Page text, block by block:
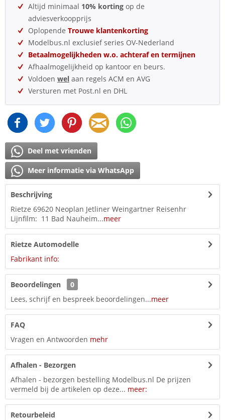
Altijd minimaal 10% korting op de
adviesverkoopprijs
Oplopende Trouwe klantenkorting
Modelbus.nl exclusief series OV-Nederland
Betaalmogelijkheden w.o. achteraf en termijnen
Afhaalmogelijkheid op kantoor en beurs.
Voldoen wel aan regels ACM en AVG
Versturen met Post.nl en DHL
Deel met vrienden
Meer informatie via WhatsApp
Beschrijving
Rietze 69620 Neoplan Jetliner Weingartner Reisenhr
Lijnfilm: 11 Bad Nauheim...meer
Rietze Automodelle
Fabrikant info:
Beoordelingen
0
Lees, schrijf en bespreek beoordelingen...meer
FAQ
Vragen en Antwoorden mehr
Afhalen - Bezorgen
Afhalen - bezorgen bestelling Modelbus.nl De prijzen
vermeld bij de artikelen op deze... meer:
Retourbeleid